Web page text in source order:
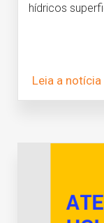
hídricos
Leia a notícia